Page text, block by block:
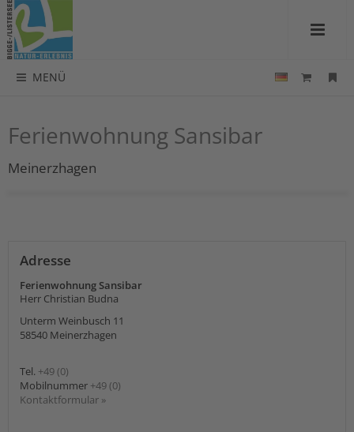
MENÜ
Ferienwohnung Sansibar
Meinerzhagen
Adresse
Ferienwohnung Sansibar
Herr Christian Budna
Unterm Weinbusch 11
58540 Meinerzhagen
Tel. +49 (0)
Mobilnummer +49 (0)
Kontaktformular »